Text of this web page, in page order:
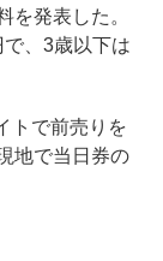
を発表した。
、3歳以下は
トで前売りを
地で当日券の